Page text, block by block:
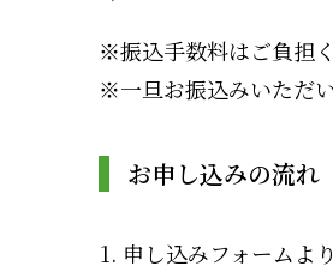
※振込手数料はご負担く
※一旦お振込みいただ
お申し込みの流れ
申し込みフォームよ